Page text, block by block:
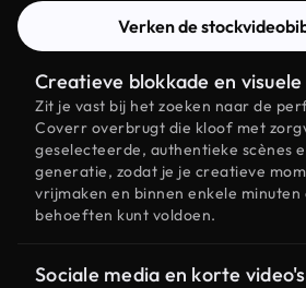
Verken de
Creatieve blokkade en visuele
Zit je vast bij het zoeken naar de
Coverr overbrugt die kloof met
geselecteerde, authentieke scènes
generatie, zodat je je creatieve
vrijmaken en binnen enkele minuten
behoeften kunt voldoen.
Sociale media en korte video's